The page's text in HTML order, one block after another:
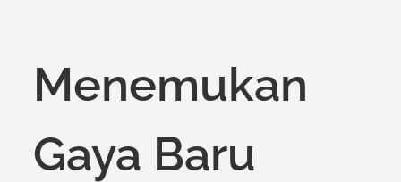
Menemukan
Gaya Baru